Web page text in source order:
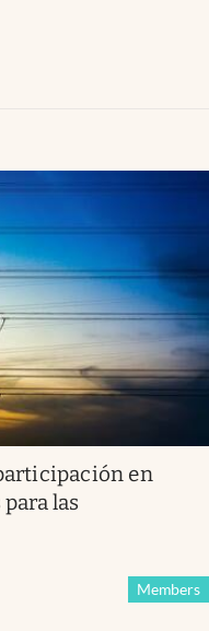
en
las
Members